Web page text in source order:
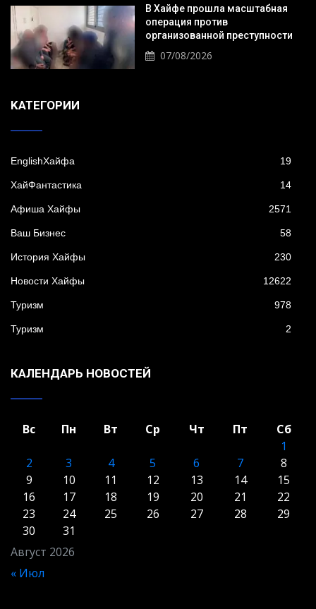
В Хайфе прошла масштабная
операция против
организованной преступности
07/08/2026
KАТЕГОРИИ
EnglishХайфа 19
XайФантастика 14
Афиша Хайфы 2571
Ваш Бизнес 58
История Хайфы 230
Новости Хайфы 12622
Туризм 978
Туризм 2
КАЛЕНДАРЬ НОВОСТЕЙ
Август 2026
Вс Пн Вт Ср Чт Пт
Сб
1
2
3 4 5 6 7
8
9
10 11 12 13 14
15
16
17 18 19 20 21
22
23
24 25 26 27 28
29
30
31
« Июл